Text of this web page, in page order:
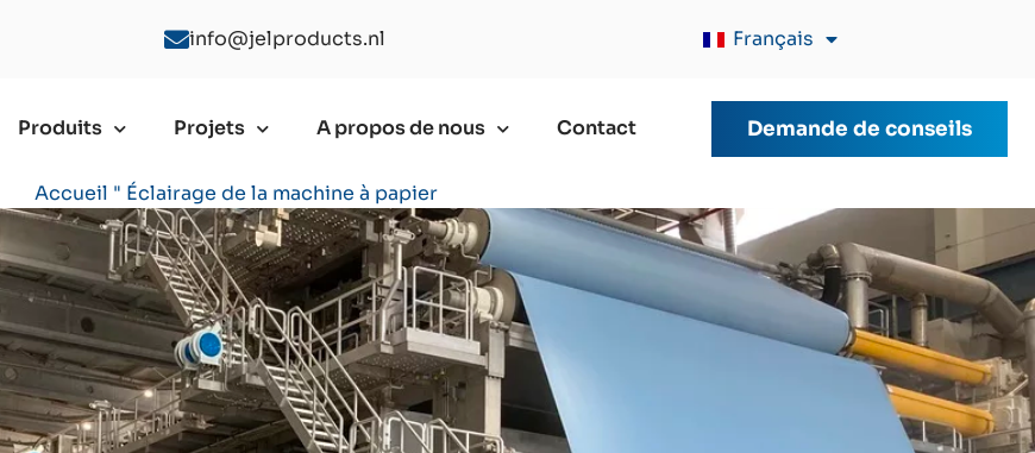
info@jelproducts.nl Français
Produits Projets A propos de nous Contact Demande de conseils
Accueil " Éclairage de la machine à papier